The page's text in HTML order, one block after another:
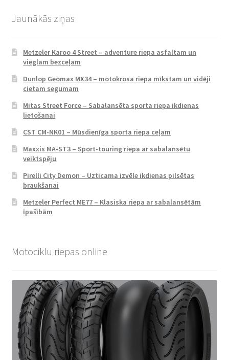
Jaunākās ziņas
Metzeler Karoo 4 Street – adventure riepa asfaltam un
vieglam bezceļam
Dunlop Geomax MX34 – motokrosa riepa mīkstam un vidēji
cietam segumam
Mitas Street Force – Sabalansēta sporta riepa ikdienas
lietošanai
CST CM-NK01 – Mūsdienīga sporta riepa ceļam
Maxxis MA-ST3 – Sport-touring riepa ar sabalansētu
veiktspēju
Pirelli City Demon – Uzticama izvēle ikdienas pilsētas
braukšanai
Metzeler Perfect ME77 – Klasiska riepa ar sabalansētām
īpašībām
Motociklu riepas online